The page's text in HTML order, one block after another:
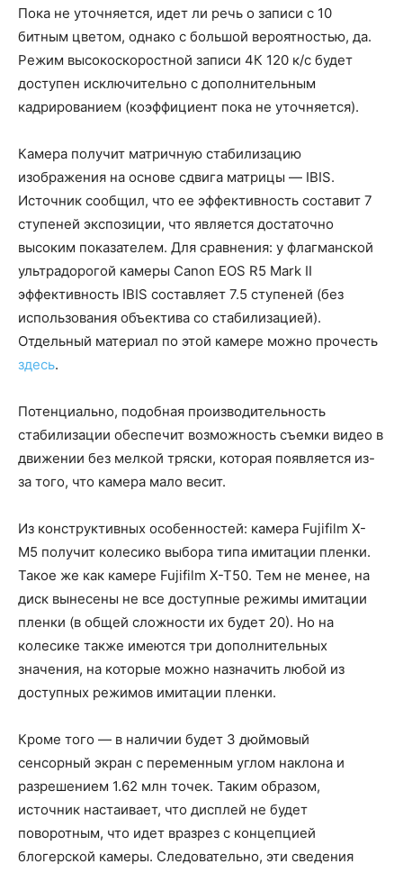
Пока не уточняется, идет ли речь о записи с 10
битным цветом, однако с большой вероятностью, да.
Режим высокоскоростной записи 4К 120 к/с будет
доступен исключительно с дополнительным
кадрированием (коэффициент пока не уточняется).
Камера получит матричную стабилизацию
изображения на основе сдвига матрицы — IBIS.
Источник сообщил, что ее эффективность составит 7
ступеней экспозиции, что является достаточно
высоким показателем. Для сравнения: у флагманской
ультрадорогой камеры Canon EOS R5 Mark II
эффективность IBIS составляет 7.5 ступеней (без
использования объектива со стабилизацией).
Отдельный материал по этой камере можно прочесть
здесь.
Потенциально, подобная производительность
стабилизации обеспечит возможность съемки видео в
движении без мелкой тряски, которая появляется из-
за того, что камера мало весит.
Из конструктивных особенностей: камера Fujifilm X-
M5 получит колесико выбора типа имитации пленки.
Такое же как камере Fujifilm X-T50. Тем не менее, на
диск вынесены не все доступные режимы имитации
пленки (в общей сложности их будет 20). Но на
колесике также имеются три дополнительных
значения, на которые можно назначить любой из
доступных режимов имитации пленки.
Кроме того — в наличии будет 3 дюймовый
сенсорный экран с переменным углом наклона и
разрешением 1.62 млн точек. Таким образом,
источник настаивает, что дисплей не будет
поворотным, что идет вразрез с концепцией
блогерской камеры. Следовательно, эти сведения